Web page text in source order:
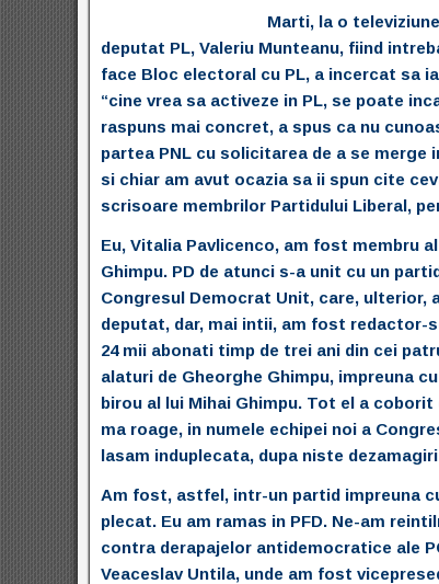
Marti, la o
deputat PL, Valeriu Munteanu, fiind
face Bloc electoral cu PL, a incercat sa
“cine vrea sa activeze in PL, se poate
raspuns mai concret, a spus ca nu
partea PNL cu solicitarea de a se
si chiar am avut ocazia sa ii spun cite
scrisoare membrilor Partidului Liberal,
Eu, Vitalia Pavlicenco, am fost membru
Ghimpu. PD de atunci s-a unit cu un
Congresul Democrat Unit, care,
deputat, dar, mai intii, am fost redactor-
24 mii abonati timp de trei ani din cei
alaturi de Gheorghe Ghimpu, impreuna
birou al lui Mihai Ghimpu. Tot el a
ma roage, in numele echipei noi a
lasam induplecata, dupa niste
Am fost, astfel, intr-un partid impreuna
plecat. Eu am ramas in PFD. Ne-am
contra derapajelor antidemocratice ale
Veaceslav Untila, unde am fost